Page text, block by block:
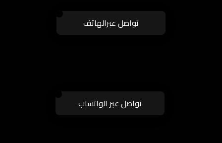
تواصل عبرالهاتف
تواصل عبر الواتساب